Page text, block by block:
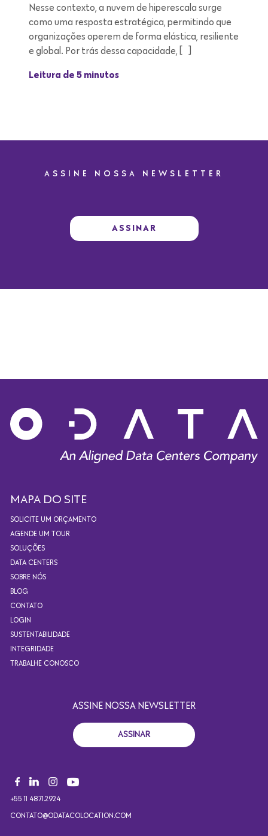
Nesse contexto, a nuvem de hiperescala surge
como uma resposta estratégica, permitindo que
organizações operem de forma elástica, resiliente
e global. Por trás dessa capacidade, […]
Leitura de 5 minutos
ASSINE NOSSA NEWSLETTER
ASSINAR
MAPA DO SITE
SOLICITE UM ORÇAMENTO
AGENDE UM TOUR
SOLUÇÕES
DATA CENTERS
SOBRE NÓS
BLOG
CONTATO
LOGIN
SUSTENTABILIDADE
INTEGRIDADE
TRABALHE CONOSCO
ASSINE NOSSA NEWSLETTER
ASSINAR
+55 11 4871.2924
CONTATO@ODATACOLOCATION.COM